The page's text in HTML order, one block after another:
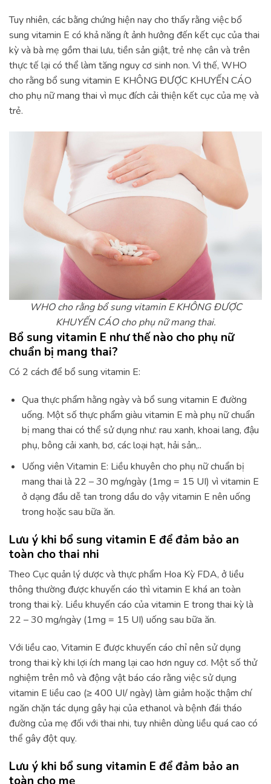
Tuy nhiên, các bằng chứng hiện nay cho thấy rằng việc bổ
sung vitamin E có khả năng ít ảnh hưởng đến kết cục của thai
kỳ và bà mẹ gồm thai lưu, tiền sản giật, trẻ nhẹ cân và trên
thực tế lại có thể làm tăng nguy cơ sinh non. Vì thế, WHO
cho rằng bổ sung vitamin E KHÔNG ĐƯỢC KHUYẾN CÁO
cho phụ nữ mang thai vì mục đích cải thiện kết cục của mẹ và
trẻ.
WHO cho rằng bổ sung vitamin E KHÔNG ĐƯỢC
KHUYẾN CÁO cho phụ nữ mang thai.
Bổ sung vitamin E như thế nào cho phụ nữ
chuẩn bị mang thai?
Có 2 cách để bổ sung vitamin E:
Qua thực phẩm hằng ngày và bổ sung vitamin E đường
uống. Một số thực phẩm giàu vitamin E mà phụ nữ chuẩn
bị mang thai có thể sử dụng như: rau xanh, khoai lang, đậu
phụ, bông cải xanh, bơ, các loại hạt, hải sản,..
Uống viên Vitamin E: Liều khuyên cho phụ nữ chuẩn bị
mang thai là 22 – 30 mg/ngày (1mg = 15 UI) vì vitamin E
ở dạng đầu dễ tan trong dầu do vậy vitamin E nên uống
trong hoặc sau bữa ăn.
Lưu ý khi bổ sung vitamin E để đảm bảo an
toàn cho thai nhi
Theo Cục quản lý dược và thực phẩm Hoa Kỳ FDA, ở liều
thông thường được khuyến cáo thì vitamin E khá an toàn
trong thai kỳ. Liều khuyến cáo của vitamin E trong thai kỳ là
22 – 30 mg/ngày (1mg = 15 UI) uống sau bữa ăn.
Với liều cao, Vitamin E được khuyến cáo chỉ nên sử dụng
trong thai kỳ khi lợi ích mang lại cao hơn nguy cơ. Một số thử
nghiệm trên mô và động vật báo cáo rằng việc sử dụng
vitamin E liều cao (≥ 400 UI/ ngày) làm giảm hoặc thậm chí
ngăn chặn tác dụng gây hại của ethanol và bệnh đái tháo
đường của mẹ đối với thai nhi, tuy nhiên dùng liều quá cao có
thể gây đột quỵ.
Lưu ý khi bổ sung vitamin E để đảm bảo an
toàn cho mẹ